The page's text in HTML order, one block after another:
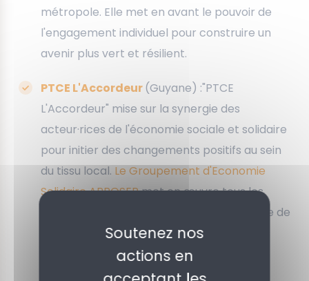
métropole. Elle met en avant le pouvoir de
l'engagement individuel pour construire un
avenir plus vert et résilient.
PTCE L'Accordeur(Guyane) :"PTCE
L'Accordeur" mise sur la synergie des
acteur·rices de l'économie sociale et solidaire
pour initier des changements positifs au sein
du tissu local. Le Groupement d'Economie
Solidaire APROSEPmet en œuvre tous les
moyens d'action nécessaires à la poursuite de
ces objectifs en y associant en priorité ses
structures affiliées.
Soutenez nos
actions en